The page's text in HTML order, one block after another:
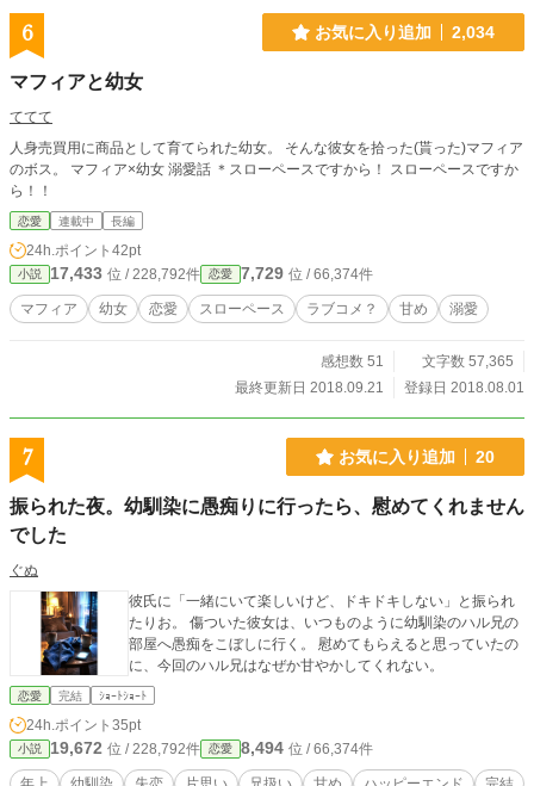
6 お気に入り追加 2,034
マフィアと幼女
ててて
人身売買用に商品として育てられた幼女。 そんな彼女を拾った(貰った)マフィア
のボス。 マフィア×幼女 溺愛話 ＊スローペースですから！ スローペースですか
ら！！
恋愛 連載中 長編
24h.ポイント 42pt
小説 17,433 位 / 228,792件 恋愛 7,729 位 / 66,374件
マフィア 幼女 恋愛 スローペース ラブコメ？ 甘め 溺愛
感想数 51
文字数 57,365
最終更新日 2018.09.21
登録日 2018.08.01
7 お気に入り追加 20
振られた夜。幼馴染に愚痴りに行ったら、慰めてくれません
でした
ぐぬ
彼氏に「一緒にいて楽しいけど、ドキドキしない」と振られ
たりお。 傷ついた彼女は、いつものように幼馴染のハル兄の
部屋へ愚痴をこぼしに行く。 慰めてもらえると思っていたの
に、今回のハル兄はなぜか甘やかしてくれない。
恋愛 完結 ｼｮｰﾄｼｮｰﾄ
24h.ポイント 35pt
小説 19,672 位 / 228,792件 恋愛 8,494 位 / 66,374件